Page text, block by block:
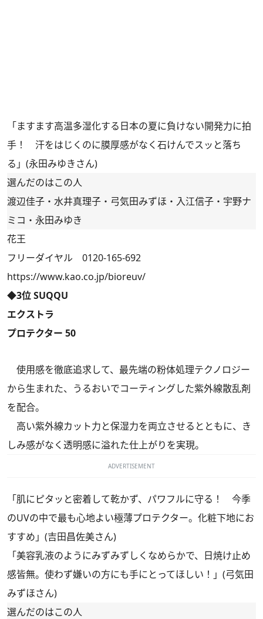
「ますます高温多湿化する日本の夏に負けない開発力に拍
手！ 汗をはじくのに膜厚感がなく石けんでスッと落ち
る」(永田みゆきさん)
選んだのはこの人
渡辺佳子・水井真理子・弓気田みずほ・入江信子・宇野ナ
ミコ・永田みゆき
花王
フリーダイヤル 0120-165-692
https://www.kao.co.jp/bioreuv/
◆3位 SUQQU
エクストラ
プロテクター 50
使用感を徹底追求して、最先端の粉体処理テクノロジー
から生まれた、うるおいでコーティングした紫外線散乱剤
を配合。
高い紫外線カット力と保湿力を両立させるとともに、き
しみ感がなく透明感に溢れた仕上がりを実現。
ADVERTISEMENT
「肌にピタッと密着して乾かず、パワフルに守る！ 今季
のUVの中で最も心地よい極薄プロテクター。化粧下地にお
すすめ」(吉田昌佐美さん)
「美容乳液のようにみずみずしくなめらかで、日焼け止め
感皆無。使わず嫌いの方にも手にとってほしい！」(弓気田
みずほさん)
選んだのはこの人